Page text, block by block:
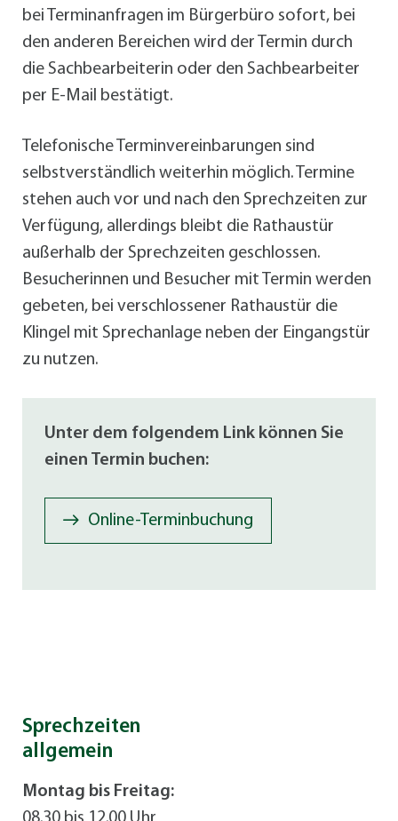
bei Terminanfragen im Bürgerbüro sofort, bei
den anderen Bereichen wird der Termin durch
die Sachbearbeiterin oder den Sachbearbeiter
per E-Mail bestätigt.
Telefonische Terminvereinbarungen sind
selbstverständlich weiterhin möglich. Termine
stehen auch vor und nach den Sprechzeiten zur
Verfügung, allerdings bleibt die Rathaustür
außerhalb der Sprechzeiten geschlossen.
Besucherinnen und Besucher mit Termin werden
gebeten, bei verschlossener Rathaustür die
Klingel mit Sprechanlage neben der Eingangstür
zu nutzen.
Unter dem folgendem Link können Sie
einen Termin buchen:
Online-Terminbuchung
Sprechzeiten
allgemein
Montag bis Freitag: